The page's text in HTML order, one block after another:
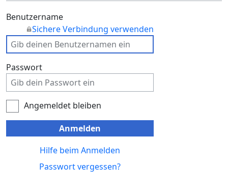
Benutzername
Sichere Verbindung verwenden
Passwort
Angemeldet bleiben
Anmelden
Hilfe beim Anmelden
Passwort vergessen?